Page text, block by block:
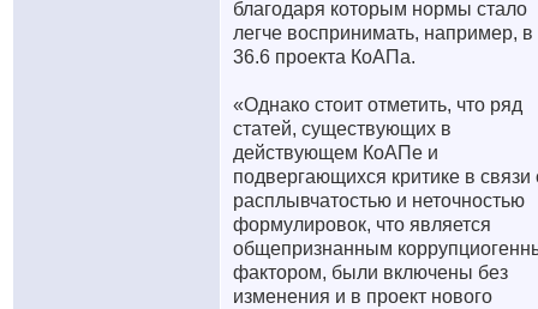
благодаря которым нормы стало
легче воспринимать, например, в
36.6 проекта КоАПа.
«Однако стоит отметить, что ряд
статей, существующих в
действующем КоАПе и
подвергающихся критике в связи
расплывчатостью и неточностью
формулировок, что является
общепризнанным
фактором, были включены без
изменения и в проект нового